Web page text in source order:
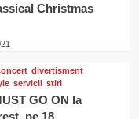
Christmas
divertisment
servicii stiri
GO ON la
pe 18